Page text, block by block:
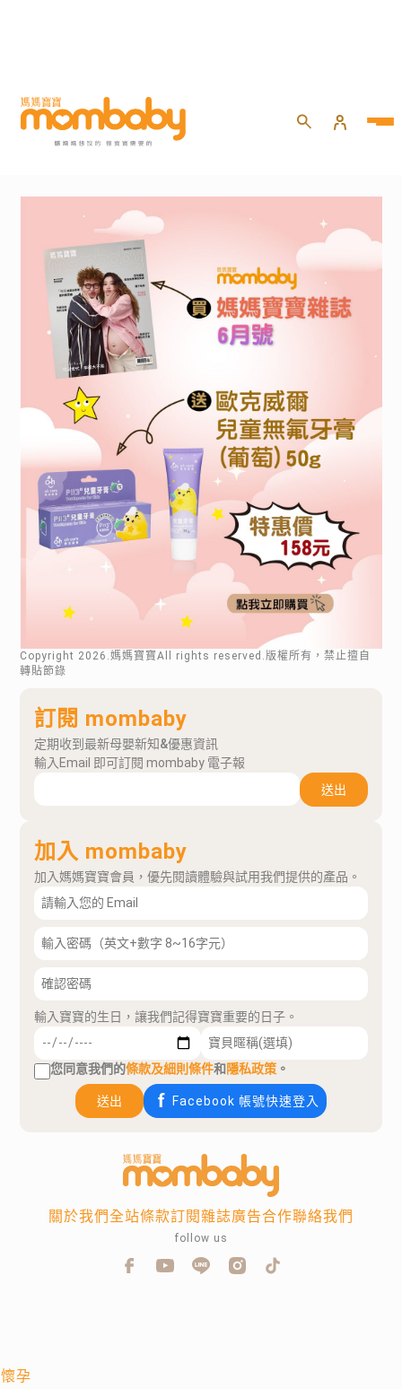
Copyright 2026 .媽媽寶寶All rights reserved.版權所有，禁止擅自
轉貼節錄
訂閱 mombaby
定期收到最新母嬰新知&優惠資訊
輸入Email 即可訂閱 mombaby 電子報
送出
加入 mombaby
加入媽媽寶寶會員，優先閱讀體驗與試用我們提供的產品。
輸入寶寶的生日，讓我們記得寶寶重要的日子。
您同意我們的條款及細則條件和隱私政策 。
送出 Facebook 帳號快速登入
懷孕
關於我們全站條款訂閱雜誌廣告合作聯絡我們
follow us